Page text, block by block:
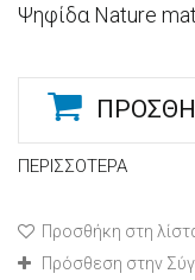
Ψηφίδα Nature
ΠΕΡΙΣΣΌΤΕΡΑ
Προσθήκη στη
Πρόσθεση στην